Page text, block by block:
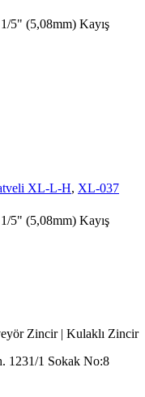
5" (5,08mm) Kayış
XL-L-H, XL-037
5" (5,08mm) Kayış
Zincir | Kulaklı Zincir
1231/1 Sokak No:8